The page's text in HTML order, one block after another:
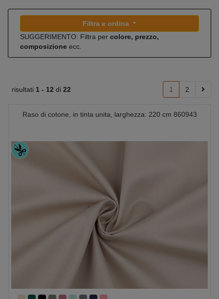
Filtra e ordina
SUGGERIMENTO: Filtra per colore, prezzo,
composizione ecc.
risultati 1 - 12 di 22 1 2
Raso di cotone, in tinta unita, larghezza: 220 cm 860943